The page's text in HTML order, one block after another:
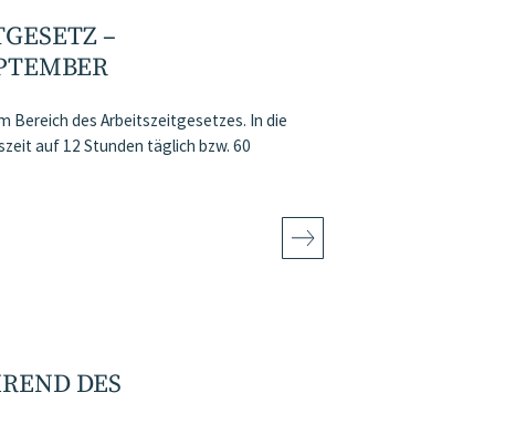
– A
Bereich des Arbeitszeitgesetzes. In die
auf 12 Stunden täglich bzw. 60
DES